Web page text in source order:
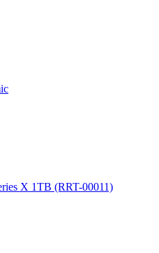
X 1TB (RRT-00011)